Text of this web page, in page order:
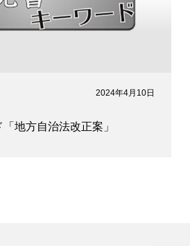
2024年4月10日
地方自治法改正案」